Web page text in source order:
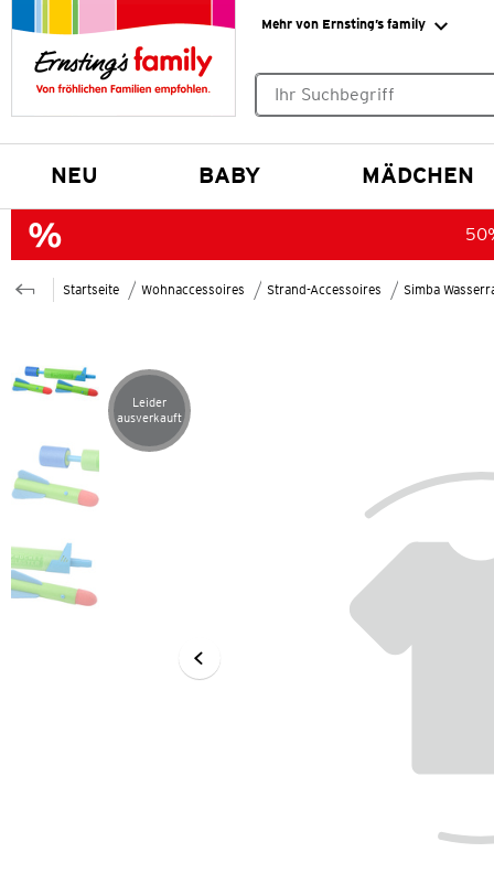
Mehr von Ernsting’s family
NEU BABY MÄDCHEN
Startseite Wohnaccessoires Strand-Accessoires Simba
Artikel leider ausverkauft
Leider
ausverkauft